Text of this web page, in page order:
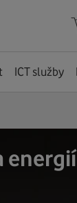
ICT služby